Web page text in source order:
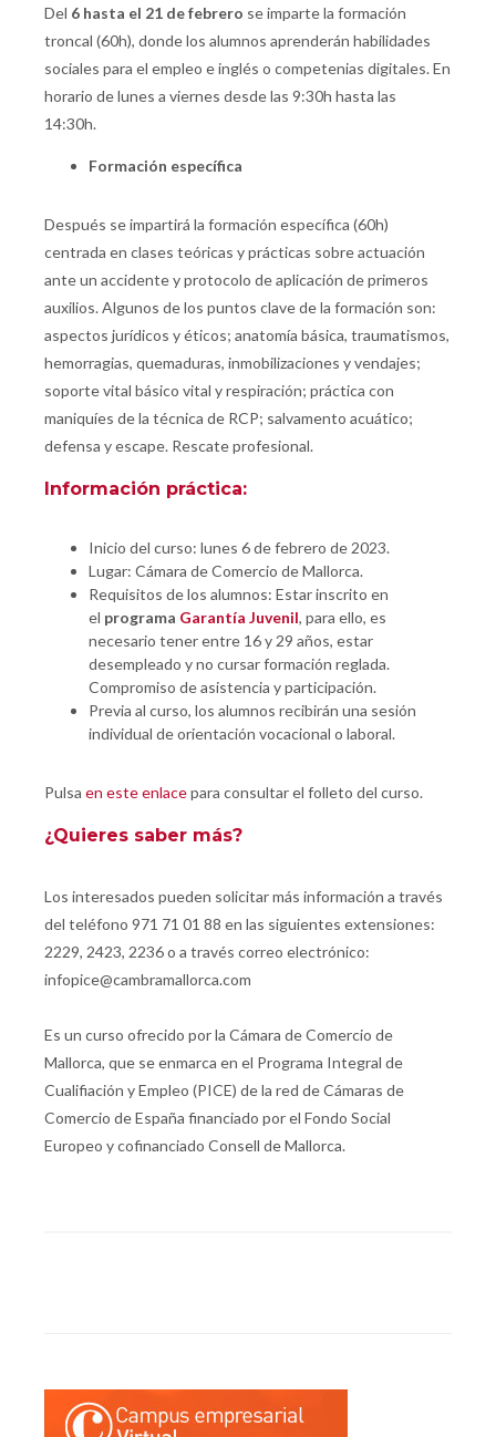
Del 6 hasta el 21 de febrero se imparte la formación
troncal (60h), donde los alumnos aprenderán habilidades
sociales para el empleo e inglés o competenias digitales. En
horario de lunes a viernes desde las 9:30h hasta las
14:30h.
Formación específica
Después se impartirá la formación específica (60h)
centrada en clases teóricas y prácticas sobre actuación
ante un accidente y protocolo de aplicación de primeros
auxilios. Algunos de los puntos clave de la formación son:
aspectos jurídicos y éticos; anatomía básica, traumatismos,
hemorragias, quemaduras, inmobilizaciones y vendajes;
soporte vital básico vital y respiración; práctica con
maniquíes de la técnica de RCP; salvamento acuático;
defensa y escape. Rescate profesional.
Información práctica:
Inicio del curso: lunes 6 de febrero de 2023.
Lugar: Cámara de Comercio de Mallorca.
Requisitos de los alumnos: Estar inscrito en
el programa Garantía Juvenil, para ello, es
necesario tener entre 16 y 29 años, estar
desempleado y no cursar formación reglada.
Compromiso de asistencia y participación.
Previa al curso, los alumnos recibirán una sesión
individual de orientación vocacional o laboral.
Pulsa en este enlacepara consultar el folleto del curso.
¿Quieres saber más?
Los interesados pueden solicitar más información a través
del teléfono 971 71 01 88 en las siguientes extensiones:
2229, 2423, 2236 o a través correo electrónico:
infopice@cambramallorca.com
Es un curso ofrecido por la Cámara de Comercio de
Mallorca, que se enmarca en el Programa Integral de
Cualifiación y Empleo (PICE) de la red de Cámaras de
Comercio de España financiado por el Fondo Social
Europeo y cofinanciado Consell de Mallorca.